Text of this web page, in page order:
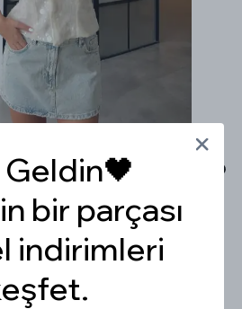
bir parçası
indirimleri